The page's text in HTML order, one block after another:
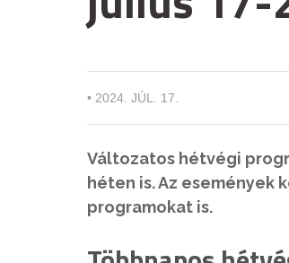
• 2024. JÚL. 17.
Változatos hétvégi
héten is. Az
programokat is.